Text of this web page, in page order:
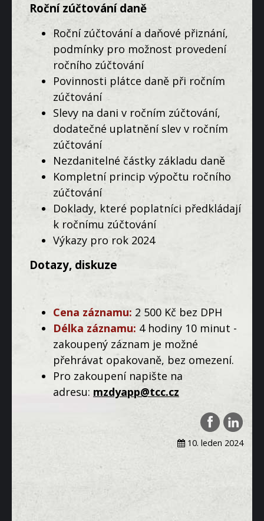
Roční zúčtování daně
Roční zúčtování a daňové přiznání,
podmínky pro možnost provedení
ročního zúčtování
Povinnosti plátce daně při ročním
zúčtování
Slevy na dani v ročním zúčtování,
dodatečné uplatnění slev v ročním
zúčtování
Nezdanitelné částky základu daně
Kompletní princip výpočtu ročního
zúčtování
Doklady, které poplatníci předkládají
k ročnímu zúčtování
Výkazy pro rok 2024
Dotazy, diskuze
Cena záznamu: 2 500 Kč bez DPH
Délka záznamu: 4 hodiny 10 minut -
zakoupený záznam je možné
přehrávat opakovaně, bez omezení.
Pro zakoupení napište na
adresu: mzdyapp@tcc.cz
10. leden 2024